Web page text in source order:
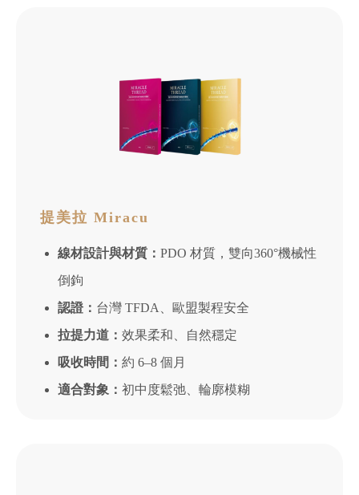
提美拉 Miracu
線材設計與材質： PDO 材質，雙向360°機械性
倒鉤
認證： 台灣 TFDA、歐盟製程安全
拉提力道： 效果柔和、自然穩定
吸收時間： 約 6–8 個月
適合對象： 初中度鬆弛、輪廓模糊